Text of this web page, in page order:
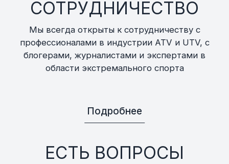
СОТРУДНИЧЕСТВО
Мы всегда открыты к сотрудничеству с
профессионалами в индустрии ATV и UTV, с
блогерами, журналистами и экспертами в
области экстремального спорта
Подробнее
ЕСТЬ ВОПРОСЫ